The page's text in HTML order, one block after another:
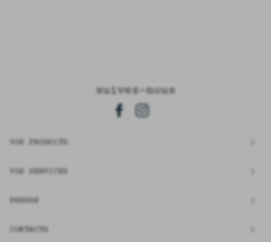
suivez-nous
VOS PRODUITS
VOS SERVICES
PRESSE
CONTACTS